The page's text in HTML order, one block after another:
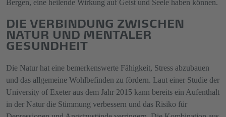
Bergen, eine heilende Wirkung auf Geist und Seele haben können.
DIE VERBINDUNG ZWISCHEN
NATUR UND MENTALER
GESUNDHEIT
Die Natur hat eine bemerkenswerte Fähigkeit, Stress abzubauen
und das allgemeine Wohlbefinden zu fördern. Laut einer Studie der
University of Exeter aus dem Jahr 2015 kann bereits ein Aufenthalt
in der Natur die Stimmung verbessern und das Risiko für